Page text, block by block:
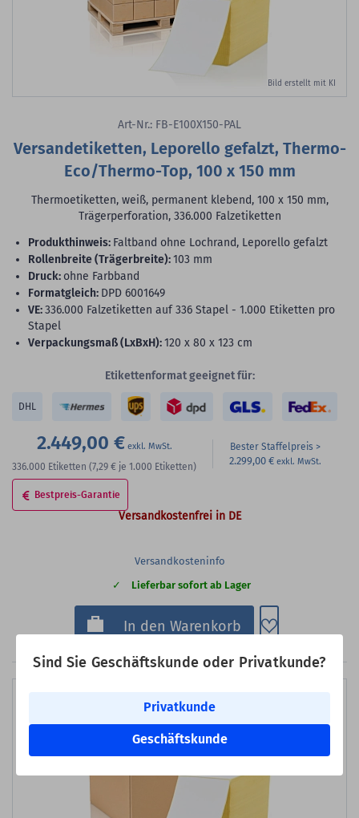
Sind Sie Geschäftskunde oder Privatkunde?
Privatkunde
Geschäftskunde
Bild erstellt mit KI
Art-Nr.: FB-E100X150-PAL
Versandetiketten, Leporello gefalzt, Thermo-
Eco/Thermo-Top, 100 x 150 mm
Thermoetiketten, weiß, permanent klebend, 100 x 150 mm,
Trägerperforation, 336.000 Falzetiketten
Produkthinweis: Faltband ohne Lochrand, Leporello gefalzt
Rollenbreite (Trägerbreite):103 mm
Druck: ohne Farbband
Formatgleich: DPD 6001649
VE:336.000 Falzetiketten auf 336 Stapel - 1.000 Etiketten pro
Stapel
Verpackungsmaß (LxBxH):120 x 80 x 123 cm
Etikettenformat geeignet für:
DHL
2.449,00 €
336.000 Etiketten (7,29 € je 1.000 Etiketten)
Bester Staffelpreis
2.299,00 €
Bestpreis-Garantie
Versandkostenfrei in DE
Versandkosteninfo
Lieferbar sofort ab Lager
In den Warenkorb Zum